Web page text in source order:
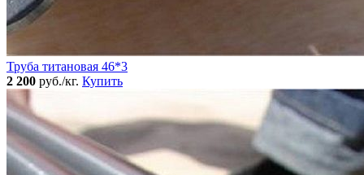
Труба титановая 46*3
2 200 руб./кг. Купить